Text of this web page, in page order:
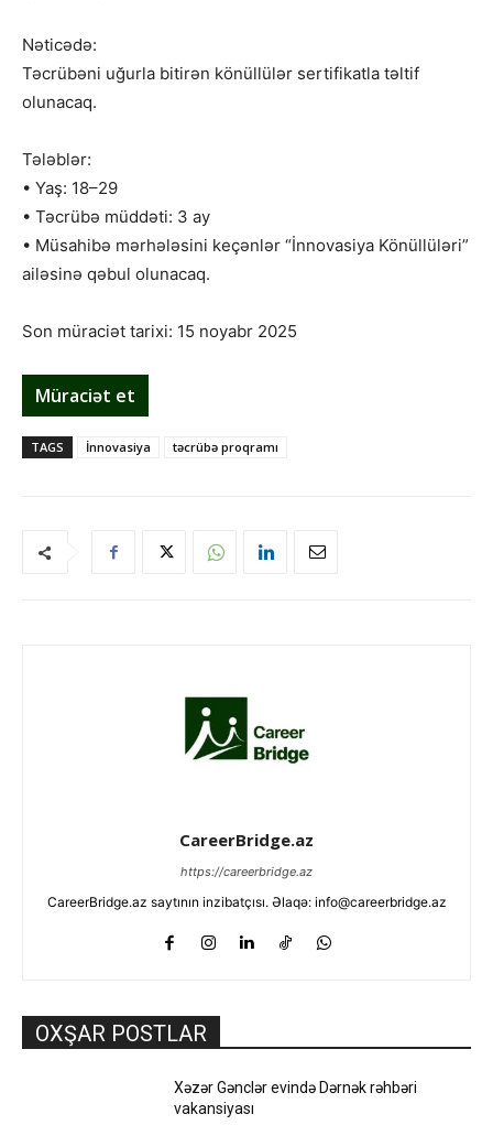
Nəticədə:
Təcrübəni uğurla bitirən könüllülər sertifikatla təltif
olunacaq.
Tələblər:
• Yaş: 18–29
• Təcrübə müddəti: 3 ay
• Müsahibə mərhələsini keçənlər “İnnovasiya Könüllüləri”
ailəsinə qəbul olunacaq.
Son müraciət tarixi: 15 noyabr 2025
Müraciət et
TAGS İnnovasiya təcrübə proqramı
CareerBridge.az
https://careerbridge.az
CareerBridge.az saytının inzibatçısı. Əlaqə: info@careerbridge.az
OXŞAR POSTLAR
Xəzər Gənclər evində Dərnək rəhbəri
vakansiyası